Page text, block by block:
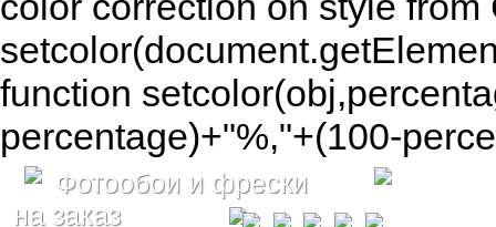
function
percentage)+"%,"+(100-
Фотообои и фрески
на заказ